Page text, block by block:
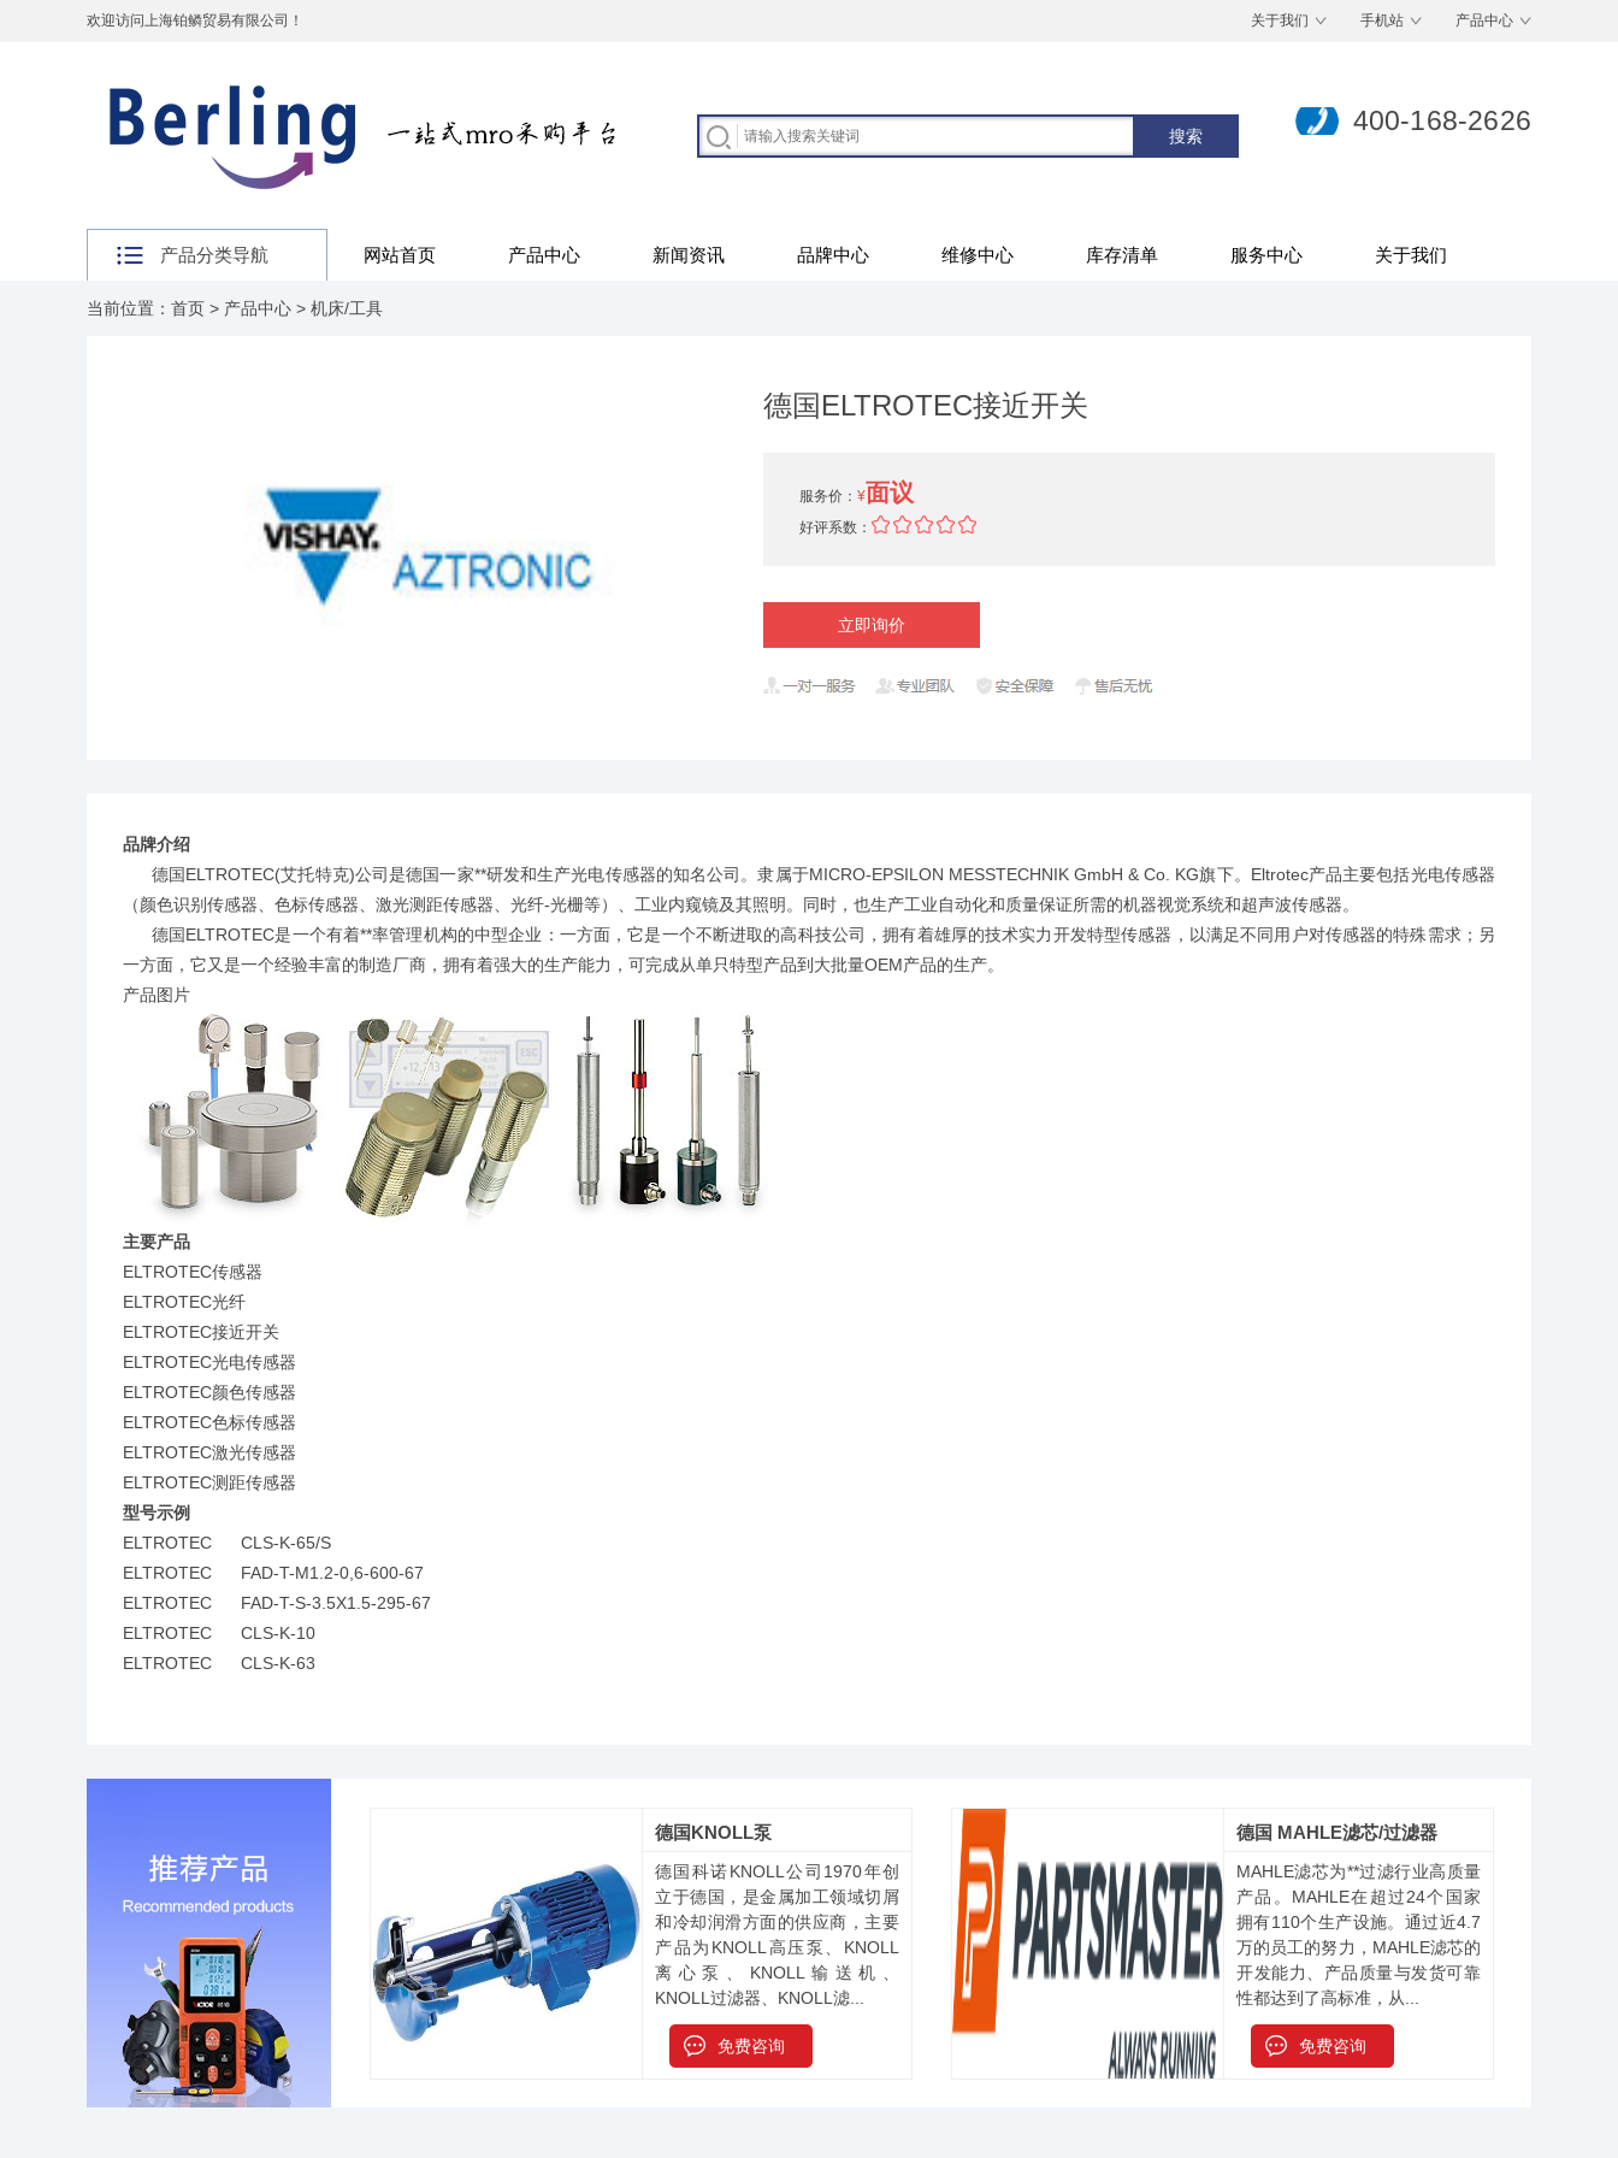
欢迎访问上海铂鳞贸易有限公司！ 关于我们 手机站 产品中心
400-168-2626
产品分类导航 网站首页 产品中心 新闻资讯 品牌中心 维修中心 库存清单 服务中心 关于我们
当前位置： 首页 > 产品中心 > 机床/工具
德国ELTROTEC接近开关
服务价： ¥面议
好评系数：
立即询价
品牌介绍
德国ELTROTEC(艾托特克)公司是德国一家**研发和生产光电传感器的知名公司。隶属于MICRO-EPSILON MESSTECHNIK GmbH & Co. KG旗下。Eltrotec产品主要包括光电传感器
（颜色识别传感器、色标传感器、激光测距传感器、光纤-光栅等）、工业内窥镜及其照明。同时，也生产工业自动化和质量保证所需的机器视觉系统和超声波传感器。
德国ELTROTEC是一个有着**率管理机构的中型企业：一方面，它是一个不断进取的高科技公司，拥有着雄厚的技术实力开发特型传感器，以满足不同用户对传感器的特殊需求；另
一方面，它又是一个经验丰富的制造厂商，拥有着强大的生产能力，可完成从单只特型产品到大批量OEM产品的生产。
产品图片
主要产品
ELTROTEC传感器
ELTROTEC光纤
ELTROTEC接近开关
ELTROTEC光电传感器
ELTROTEC颜色传感器
ELTROTEC色标传感器
ELTROTEC激光传感器
ELTROTEC测距传感器
型号示例
ELTROTEC CLS-K-65/S
ELTROTEC FAD-T-M1.2-0,6-600-67
ELTROTEC FAD-T-S-3.5X1.5-295-67
ELTROTEC CLS-K-10
ELTROTEC CLS-K-63
德国KNOLL泵
德国科诺KNOLL公司1970年创
立于德国，是金属加工领域切屑
和冷却润滑方面的供应商，主要
产品为KNOLL高压泵、KNOLL
离心泵、KNOLL输送机、
KNOLL过滤器、KNOLL滤...
免费咨询
德国 MAHLE滤芯/过滤器
MAHLE滤芯为**过滤行业高质量
产品。MAHLE在超过24个国家
拥有110个生产设施。通过近4.7
万的员工的努力，MAHLE滤芯的
开发能力、产品质量与发货可靠
性都达到了高标准，从...
免费咨询